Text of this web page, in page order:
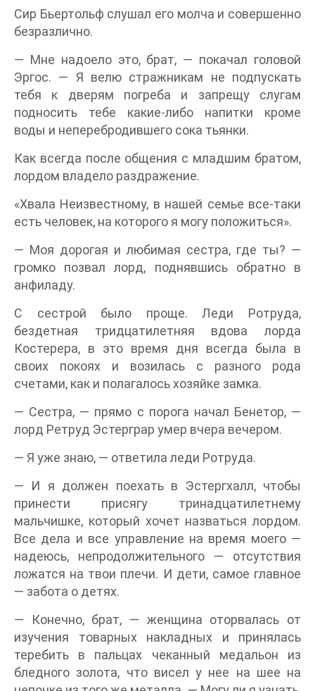
Сир Бьертольф слушал его молча и совершенно
безразлично.
— Мне надоело это, брат, — покачал головой
Эргос. — Я велю стражникам не подпускать
тебя к дверям погреба и запрещу слугам
подносить тебе какие-либо напитки кроме
воды и неперебродившего сока тьянки.
Как всегда после общения с младшим братом,
лордом владело раздражение.
«Хвала Неизвестному, в нашей семье все-таки
есть человек, на которого я могу положиться».
— Моя дорогая и любимая сестра, где ты? —
громко позвал лорд, поднявшись обратно в
анфиладу.
С сестрой было проще. Леди Ротруда,
бездетная тридцатилетняя вдова лорда
Костерера, в это время дня всегда была в
своих покоях и возилась с разного рода
счетами, как и полагалось хозяйке замка.
— Сестра, — прямо с порога начал Бенетор, —
лорд Ретруд Эстерграр умер вчера вечером.
— Я уже знаю, — ответила леди Ротруда.
— И я должен поехать в Эстергхалл, чтобы
принести присягу тринадцатилетнему
мальчишке, который хочет назваться лордом.
Все дела и все управление на время моего —
надеюсь, непродолжительного — отсутствия
ложатся на твои плечи. И дети, самое главное
— забота о детях.
— Конечно, брат, — женщина оторвалась от
изучения товарных накладных и принялась
теребить в пальцах чеканный медальон из
бледного золота, что висел у нее на шее на